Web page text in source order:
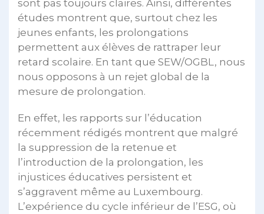
sont pas toujours claires. Ainsi, différentes
études montrent que, surtout chez les
jeunes enfants, les prolongations
permettent aux élèves de rattraper leur
retard scolaire. En tant que SEW/OGBL, nous
nous opposons à un rejet global de la
mesure de prolongation.
En effet, les rapports sur l’éducation
récemment rédigés montrent que malgré
la suppression de la retenue et
l’introduction de la prolongation, les
injustices éducatives persistent et
s’aggravent même au Luxembourg.
L’expérience du cycle inférieur de l’ESG, où